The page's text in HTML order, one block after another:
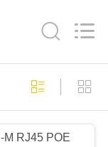
M RJ45 POE